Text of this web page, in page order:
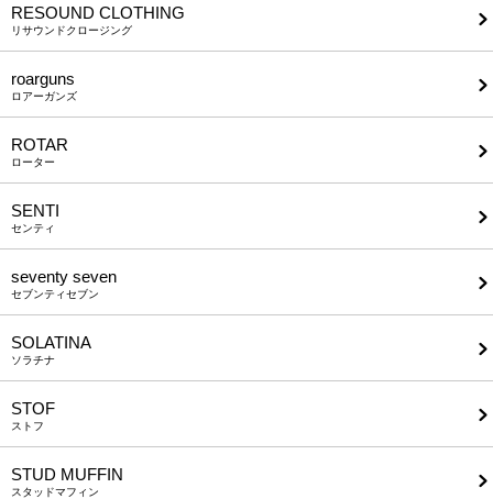
RESOUND CLOTHING
リサウンドクロージング
roarguns
ロアーガンズ
ROTAR
ローター
SENTI
センティ
seventy seven
セブンティセブン
SOLATINA
ソラチナ
STOF
ストフ
STUD MUFFIN
スタッドマフィン